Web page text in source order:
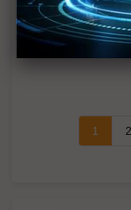
福島核電廠輻射
日本核安全機構
1 2